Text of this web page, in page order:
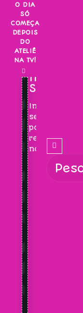
Skip
content
O DIA
SÓ
COMEÇA
DEPOIS
DO
ATELIÊ
NA TV!
SE!
Inscreva-
se
para
receber
novidades!